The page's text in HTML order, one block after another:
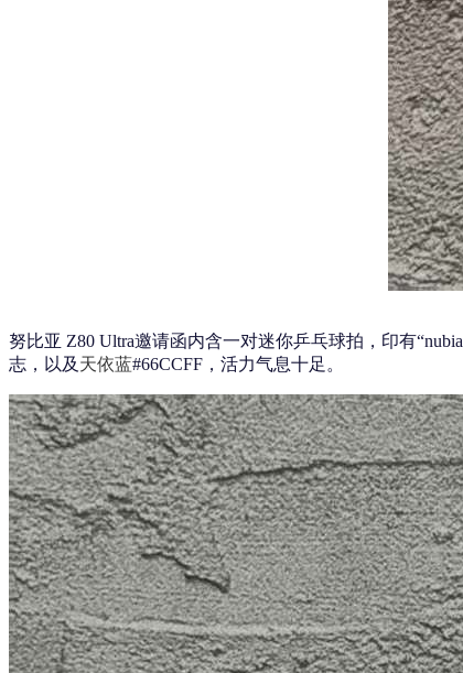
努比亚 Z80 Ultra邀请函内含一对迷你乒乓球拍，印有
志，以及 天依蓝#66CCFF，活力气息十足。